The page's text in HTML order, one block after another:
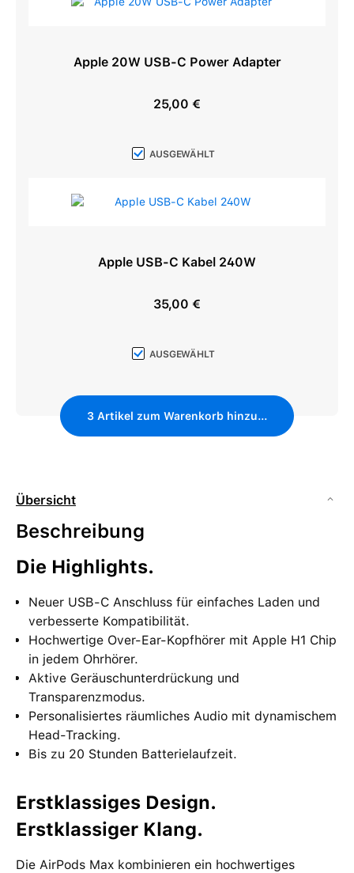
Apple 20W USB-C Power Adapter
Regulärer Preis:
25,00 €
AUSGEWÄHLT
Apple USB-C Kabel 240W
Regulärer Preis:
35,00 €
AUSGEWÄHLT
3 Artikel zum Warenkorb hinzufügen
Übersicht
Beschreibung
Die Highlights.
Neuer USB-C Anschluss für einfaches Laden und
verbesserte Kompatibilität.
Hochwertige Over-Ear-Kopfhörer mit Apple H1 Chip
in jedem Ohrhörer.
Aktive Geräuschunterdrückung und
Transparenzmodus.
Personalisiertes räumliches Audio mit dynamischem
Head-Tracking.
Bis zu 20 Stunden Batterielaufzeit.
Erstklassiges Design.
Erstklassiger Klang.
Die AirPods Max kombinieren ein hochwertiges